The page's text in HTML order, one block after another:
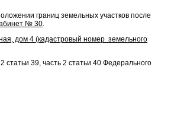
границ земельных участков после
№ 30.
дом 4 (кадастровый номер земельного
39, часть 2 статьи 40 Федерального